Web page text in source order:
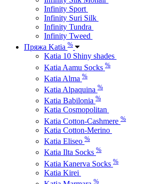
Infinity Sport
Infinity Suri Silk
Infinity Tundra
Infinity Tweed
Пряжа Katia %
Katia 10 Shiny shades
Katia Aamu Socks %
Katia Alma %
Katia Alpaquina %
Katia Babilonia %
Katia Cosmopolitan
Katia Cotton-Cashmere %
Katia Cotton-Merino
Katia Eliseo %
Katia Ilta Socks %
Katia Kanerva Socks %
Katia Kirei
%